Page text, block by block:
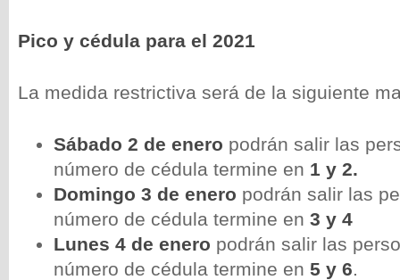
Pico y cédula para el 2021
La medida restrictiva será de la siguiente
Sábado 2 de enero podrán salir las
número de cédula termine en 1 y 2.
Domingo 3 de enero podrán salir las
número de cédula termine en 3 y 4
Lunes 4 de enero podrán salir las
número de cédula termine en 5 y 6.